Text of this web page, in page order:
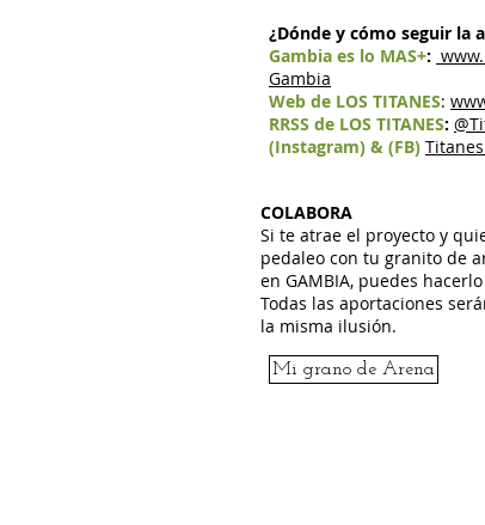
¿Dónde y cómo seguir la
Gambia es lo MAS+:
Gambia
Web de LOS TITANES:
RRSS de LOS TITANES:
(Instagram) & (FB)
COLABORA
Si te atrae el proyecto y
pedaleo con tu granito de
en GAMBIA, puedes
Todas las aportaciones
la misma ilusión.
Mi grano de Arena